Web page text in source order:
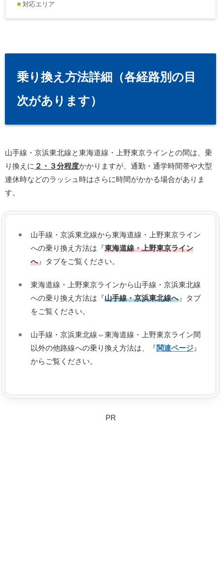
対応エリア
乗り換え方法詳細（各経路別の目
次があります）
山手線・京浜東北線と東海道線・上野東京ラインとの間は、乗
り換えに ２・３分程度かかりますが、通勤・通学時間帯や大型
連休時などのラッシュ時はさらに時間がかかる場合がありま
す。
山手線・京浜東北線から東海道線・上野東京ライン
への乗り換え方法は『東海道線・上野東京ライン
へ』タブをご覧ください。
東海道線・上野東京ラインから山手線・京浜東北線
への乗り換え方法は『山手線・京浜東北線へ』タブ
をご覧ください。
山手線・京浜東北線⇔東海道線・上野東京ライン間
以外の他路線への乗り換え方法は、『関連ページ 』
からご覧ください。
PR